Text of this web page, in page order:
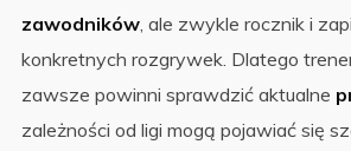
zawodników, ale zwykle rocznik i
konkretnych rozgrywek. Dlatego
zawsze powinni sprawdzić aktualne
zależności od ligi mogą pojawiać się